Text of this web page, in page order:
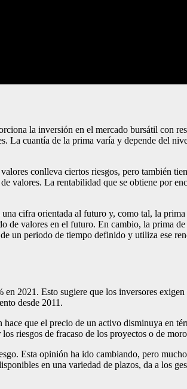
la inversión en el mercado bursátil con
La cuantía de la prima varía y depende del
conlleva ciertos riesgos, pero también
valores. La rentabilidad que se obtiene por
cifra orientada al futuro y, como tal, la
de valores en el futuro. En cambio, la prima
un periodo de tiempo definido y utiliza ese
2021. Esto sugiere que los inversores
desde 2011.
que el precio de un activo disminuya en
riesgos de fracaso de los proyectos o de
Esta opinión ha ido cambiando, pero
en una variedad de plazos, da a los